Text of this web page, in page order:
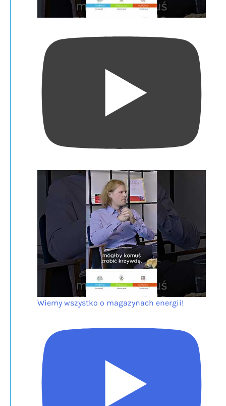
Wiemy wszystko o magazynach energii!